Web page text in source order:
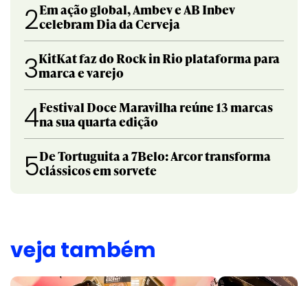
2Em ação global, Ambev e AB Inbev
celebram Dia da Cerveja
3KitKat faz do Rock in Rio plataforma para
marca e varejo
4Festival Doce Maravilha reúne 13 marcas
na sua quarta edição
5De Tortuguita a 7Belo: Arcor transforma
clássicos em sorvete
veja também